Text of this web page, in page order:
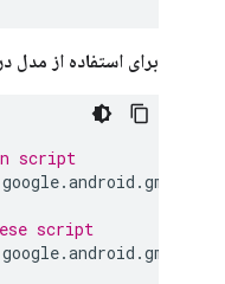
برای استفاده از
script
google.android .gms
script
google.android .gms